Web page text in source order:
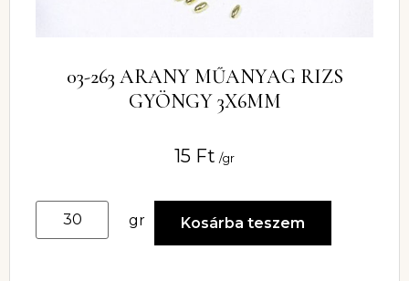
03-263 ARANY MŰANYAG RIZS
GYÖNGY 3X6MM
15 Ft /gr
gr Kosárba teszem